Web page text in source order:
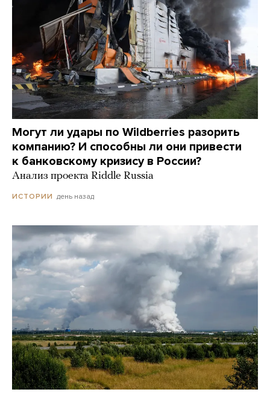
Могут ли удары по Wildberries разорить
компанию? И способны ли они привести
к банковскому кризису в России?
Анализ проекта Riddle Russia
ИСТОРИИ день назад